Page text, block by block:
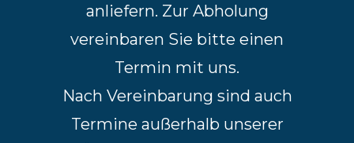
anliefern. Zur Abholung
vereinbaren Sie bitte einen
Termin mit uns.
Nach Vereinbarung sind auch
Termine außerhalb unserer